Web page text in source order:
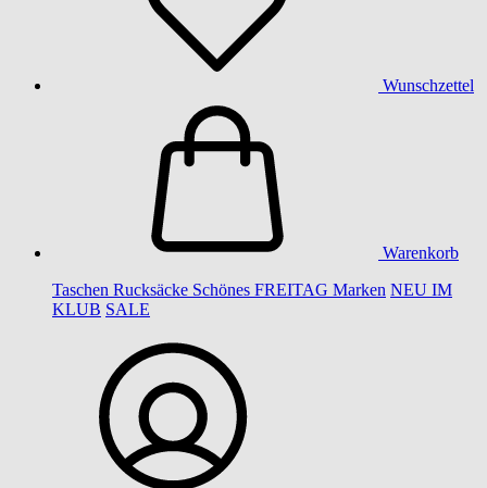
Wunschzettel
Warenkorb
Taschen Rucksäcke Schönes FREITAG Marken NEU IM
KLUB SALE